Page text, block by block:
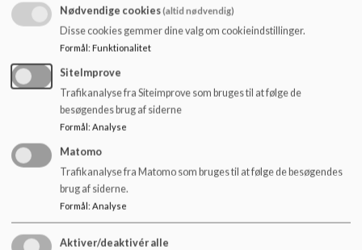
Kommunal ramme for skoleudviklingssamtalen
Nødvendige cookies(altid nødvendig)
Disse cookies gemmer dine valg om cookieindstillinger.
Formål: Funktionalitet
SiteImprove
Trafikanalyse fra Siteimprove som bruges til at følge de
besøgendes brug af siderne
Formål: Analyse
Matomo
Trafikanalyse fra Matomo som bruges til at følge de besøgendes
brug af siderne.
Formål: Analyse
Aktiver/deaktivér alle